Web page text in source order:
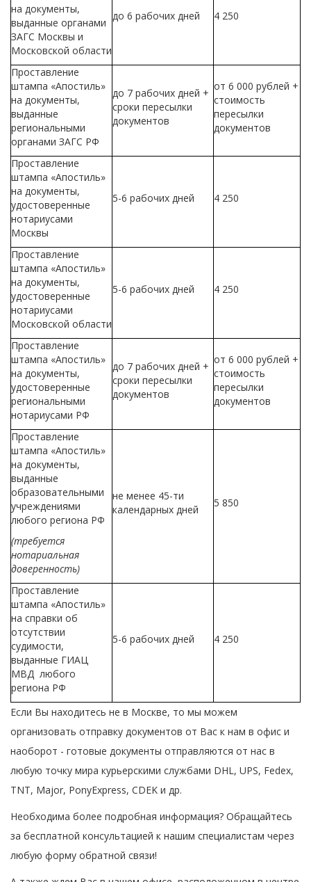
на документы,
выданные органами
ЗАГС Москвы и
Московской области
до 6 рабочих дней 4 250
Проставление
штампа «Апостиль»
на документы,
выданные
региональными
органами ЗАГС РФ
до 7 рабочих дней +
сроки пересылки
документов
от 6 000 рублей +
стоимость
пересылки
документов
Проставление
штампа «Апостиль»
на документы,
удостоверенные
нотариусами
Москвы
5-6 рабочих дней 4 250
Проставление
штампа «Апостиль»
на документы,
удостоверенные
нотариусами
Московской области
5-6 рабочих дней 4 250
Проставление
штампа «Апостиль»
на документы,
удостоверенные
региональными
нотариусами РФ
до 7 рабочих дней +
сроки пересылки
документов
от 6 000 рублей +
стоимость
пересылки
документов
Проставление
штампа «Апостиль»
на документы,
выданные
образовательными
учреждениями
любого региона РФ
(требуется
нотариальная
доверенность)
не менее 45-ти
календарных дней
5 850
Проставление
штампа «Апостиль»
на справки об
отсутствии
судимости,
выданные ГИАЦ
МВД любого
региона РФ
5-6 рабочих дней 4 250
Если Вы находитесь не в Москве, то мы можем
организовать отправку документов от Вас к нам в офис и
наоборот - готовые документы отправляются от нас в
любую точку мира курьерскими службами DHL, UPS, Fedex,
TNT, Major, PonyExpress, CDEK и др.
Необходима более подробная информация? Обращайтесь
за бесплатной консультацией к нашим специалистам через
любую форму обратной связи!